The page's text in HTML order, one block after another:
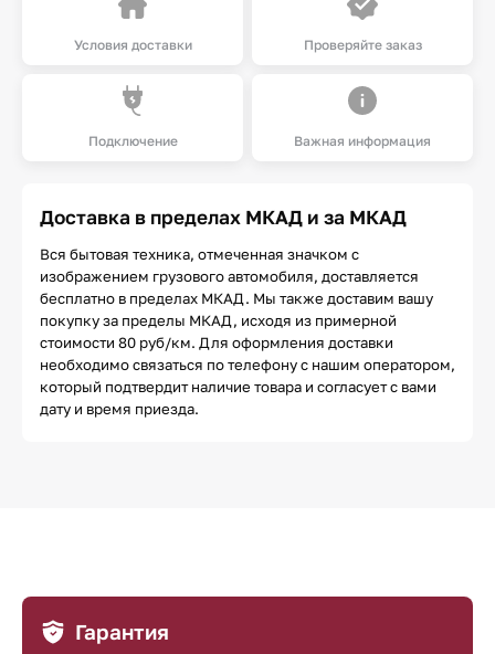
Условия доставки Проверяйте заказ
Подключение Важная информация
Доставка в пределах МКАД и за МКАД
Вся бытовая техника, отмеченная значком с
изображением грузового автомобиля, доставляется
бесплатно в пределах МКАД. Мы также доставим вашу
покупку за пределы МКАД, исходя из примерной
стоимости 80 руб/км. Для оформления доставки
необходимо связаться по телефону с нашим оператором,
который подтвердит наличие товара и согласует с вами
дату и время приезда.
Гарантия